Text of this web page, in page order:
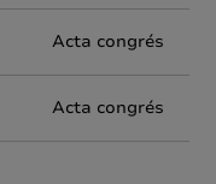
Acta congrés
Acta congrés